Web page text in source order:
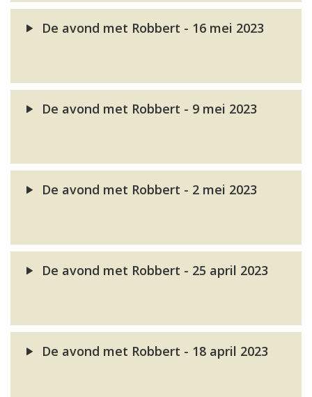
De avond met Robbert - 16 mei 2023
De avond met Robbert - 9 mei 2023
De avond met Robbert - 2 mei 2023
De avond met Robbert - 25 april 2023
De avond met Robbert - 18 april 2023